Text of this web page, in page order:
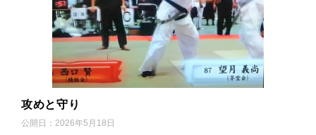
攻めと守り
公開日： 2026年5月18日